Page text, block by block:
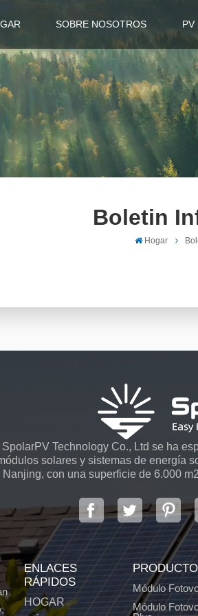
SOBRE NOSOTROS PV
Boletin
Hogar
Technology Co., Ltd se ha
solares y sistemas de energía
con una superficie de 6.000
ENLACES
RÁPIDOS
HOGAR
Módulo
Módulo